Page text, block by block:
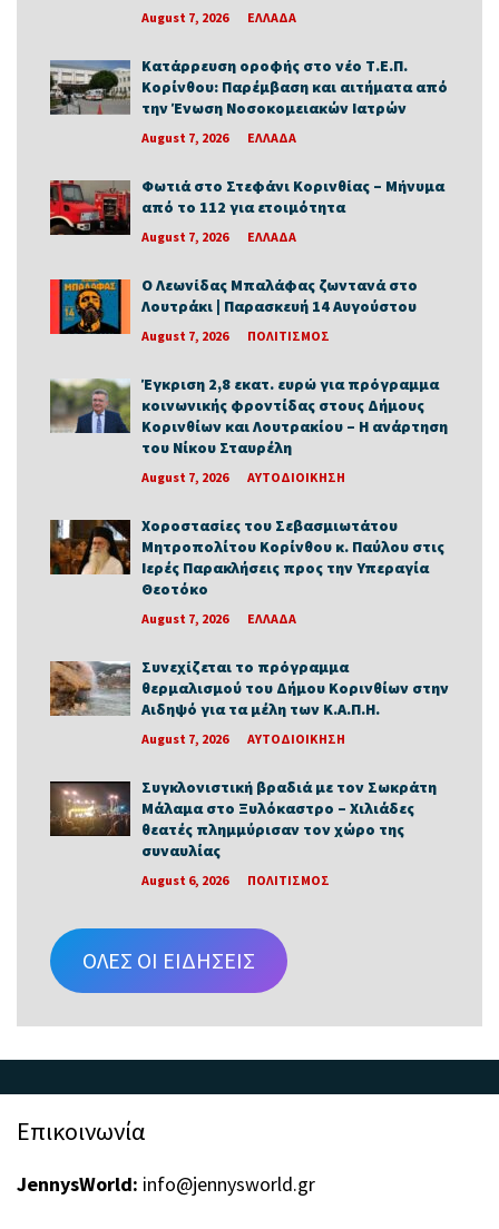
August 7, 2026 ΕΛΛΑΔΑ
Κατάρρευση οροφής στο νέο Τ.Ε.Π.
Κορίνθου: Παρέμβαση και αιτήματα από
την Ένωση Νοσοκομειακών Ιατρών
August 7, 2026 ΕΛΛΑΔΑ
Φωτιά στο Στεφάνι Κορινθίας – Μήνυμα
από το 112 για ετοιμότητα
August 7, 2026 ΕΛΛΑΔΑ
Ο Λεωνίδας Μπαλάφας ζωντανά στο
Λουτράκι | Παρασκευή 14 Αυγούστου
August 7, 2026 ΠΟΛΙΤΙΣΜΟΣ
Έγκριση 2,8 εκατ. ευρώ για πρόγραμμα
κοινωνικής φροντίδας στους Δήμους
Κορινθίων και Λουτρακίου – Η ανάρτηση
του Νίκου Σταυρέλη
August 7, 2026 ΑΥΤΟΔΙΟΙΚΗΣΗ
Χοροστασίες του Σεβασμιωτάτου
Μητροπολίτου Κορίνθου κ. Παύλου στις
Ιερές Παρακλήσεις προς την Υπεραγία
Θεοτόκο
August 7, 2026 ΕΛΛΑΔΑ
Συνεχίζεται το πρόγραμμα
θερμαλισμού του Δήμου Κορινθίων στην
Αιδηψό για τα μέλη των Κ.Α.Π.Η.
August 7, 2026 ΑΥΤΟΔΙΟΙΚΗΣΗ
Συγκλονιστική βραδιά με τον Σωκράτη
Μάλαμα στο Ξυλόκαστρο – Χιλιάδες
θεατές πλημμύρισαν τον χώρο της
συναυλίας
August 6, 2026 ΠΟΛΙΤΙΣΜΟΣ
ΟΛΕΣ ΟΙ ΕΙΔΗΣΕΙΣ
Επικοινωνία
JennysWorld: info@jennysworld.gr